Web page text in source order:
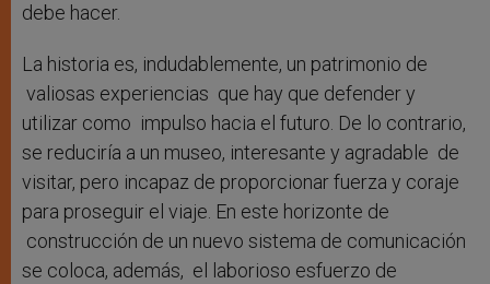
debe hacer.
La historia es, indudablemente, un patrimonio de
valiosas experiencias que hay que defender y
utilizar como impulso hacia el futuro. De lo contrario,
se reduciría a un museo, interesante y agradable de
visitar, pero incapaz de proporcionar fuerza y ​​coraje
para proseguir el viaje. En este horizonte de
construcción de un nuevo sistema de comunicación
se coloca, además, el laborioso esfuerzo de